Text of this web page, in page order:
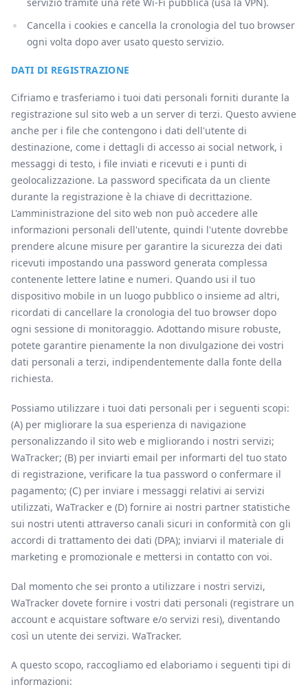
Cancella i cookies e cancella la cronologia del tuo browser
ogni volta dopo aver usato questo servizio.
DATI DI REGISTRAZIONE
Cifriamo e trasferiamo i tuoi dati personali forniti durante la
registrazione sul sito web a un server di terzi. Questo avviene
anche per i file che contengono i dati dell'utente di
destinazione, come i dettagli di accesso ai social network, i
messaggi di testo, i file inviati e ricevuti e i punti di
geolocalizzazione. La password specificata da un cliente
durante la registrazione è la chiave di decrittazione.
L'amministrazione del sito web non può accedere alle
informazioni personali dell'utente, quindi l'utente dovrebbe
prendere alcune misure per garantire la sicurezza dei dati
ricevuti impostando una password generata complessa
contenente lettere latine e numeri. Quando usi il tuo
dispositivo mobile in un luogo pubblico o insieme ad altri,
ricordati di cancellare la cronologia del tuo browser dopo
ogni sessione di monitoraggio. Adottando misure robuste,
potete garantire pienamente la non divulgazione dei vostri
dati personali a terzi, indipendentemente dalla fonte della
richiesta.
Possiamo utilizzare i tuoi dati personali per i seguenti scopi:
(A) per migliorare la sua esperienza di navigazione
personalizzando il sito web e migliorando i nostri servizi;
WaTracker; (B) per inviarti email per informarti del tuo stato
di registrazione, verificare la tua password o confermare il
pagamento; (C) per inviare i messaggi relativi ai servizi
utilizzati, WaTracker e (D) fornire ai nostri partner statistiche
sui nostri utenti attraverso canali sicuri in conformità con gli
accordi di trattamento dei dati (DPA); inviarvi il materiale di
marketing e promozionale e mettersi in contatto con voi.
Dal momento che sei pronto a utilizzare i nostri servizi,
WaTracker dovete fornire i vostri dati personali (registrare un
account e acquistare software e/o servizi resi), diventando
così un utente dei servizi. WaTracker.
A questo scopo, raccogliamo ed elaboriamo i seguenti tipi di
informazioni: